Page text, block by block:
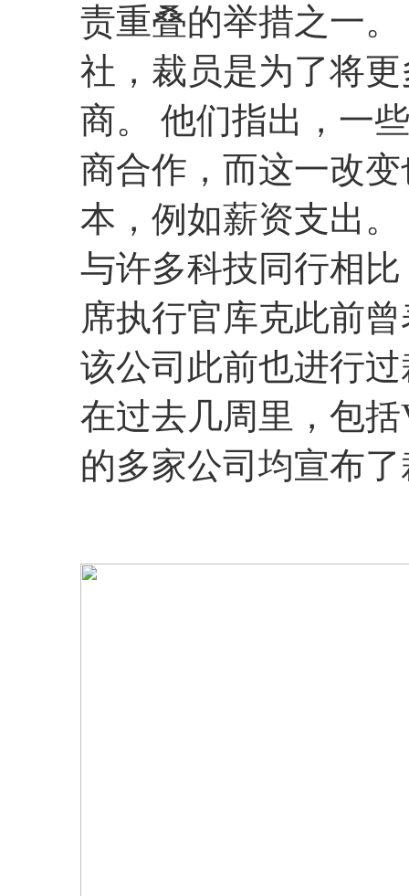
责重叠的举措之一
社，裁员是为了将
商。 他们指出，一
商合作，而这一改
本，例如薪资支出。
与许多科技同行相
席执行官库克此前
该公司此前也进行
在过去几周里，包括
的多家公司均宣布